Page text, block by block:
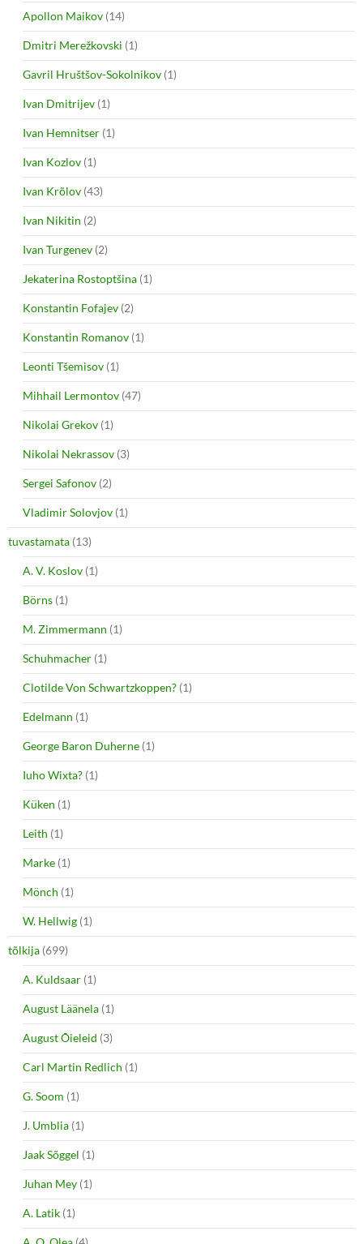
Apollon Maikov (14)
Dmitri Merežkovski (1)
Gavril Hruštšov-Sokolnikov (1)
Ivan Dmitrijev (1)
Ivan Hemnitser (1)
Ivan Kozlov (1)
Ivan Krõlov (43)
Ivan Nikitin (2)
Ivan Turgenev (2)
Jekaterina Rostoptšina (1)
Konstantin Fofajev (2)
Konstantin Romanov (1)
Leonti Tšemisov (1)
Mihhail Lermontov (47)
Nikolai Grekov (1)
Nikolai Nekrassov (3)
Sergei Safonov (2)
Vladimir Solovjov (1)
tuvastamata (13)
A. V. Koslov (1)
Börns (1)
M. Zimmermann (1)
Schuhmacher (1)
Clotilde Von Schwartzkoppen? (1)
Edelmann (1)
George Baron Duherne (1)
Iuho Wixta? (1)
Küken (1)
Leith (1)
Marke (1)
Mönch (1)
W. Hellwig (1)
tõlkija (699)
A. Kuldsaar (1)
August Läänela (1)
August Õieleid (3)
Carl Martin Redlich (1)
G. Soom (1)
J. Umblia (1)
Jaak Sõggel (1)
Juhan Mey (1)
A. Latik (1)